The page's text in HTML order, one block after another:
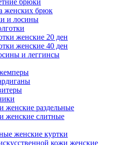
брюки
женских брюк
и лосины
женские 20 ден
женские 40 ден
и леггинсы
женские раздельные
женские слитные
женские куртки
кожи женские